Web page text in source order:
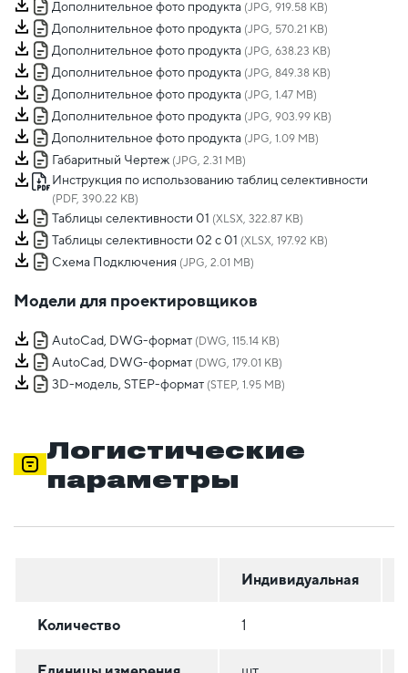
Дополнительное фото продукта (JPG, 919.58 KB)
Дополнительное фото продукта (JPG, 570.21 KB)
Дополнительное фото продукта (JPG, 638.23 KB)
Дополнительное фото продукта (JPG, 849.38 KB)
Дополнительное фото продукта (JPG, 1.47 MB)
Дополнительное фото продукта (JPG, 903.99 KB)
Дополнительное фото продукта (JPG, 1.09 MB)
Габаритный Чертеж (JPG, 2.31 MB)
Инструкция по использованию таблиц селективности
(PDF, 390.22 KB)
Таблицы селективности 01 (XLSX, 322.87 KB)
Таблицы селективности 02 с 01 (XLSX, 197.92 KB)
Схема Подключения (JPG, 2.01 MB)
Модели для проектировщиков
AutoCad, DWG-формат (DWG, 115.14 KB)
AutoCad, DWG-формат (DWG, 179.01 KB)
3D-модель, STEP-формат (STEP, 1.95 MB)
Логистические
параметры
Индивидуальная
Количество 1